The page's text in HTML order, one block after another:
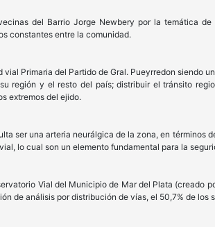
del Barrio Jorge Newbery por la temática
constantes entre la comunidad.
vial Primaria del Partido de Gral. Pueyrredon siendo
región y el resto del país; distribuir el tránsito
extremos del ejido.
ser una arteria neurálgica de la zona, en
lo cual son un elemento fundamental para la
Vial del Municipio de Mar del Plata (creado
de análisis por distribución de vías, el 50,7% de